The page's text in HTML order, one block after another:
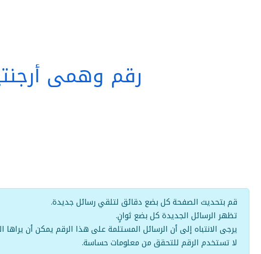
رقم وهمي
قم بتحديث الصفحة كل بضع دقائق لتلقي رسائل جديدة.
تظهر الرسائل الجديدة كل بضع ثوانٍ.
يرجى الانتباه إلى أن الرسائل المستلمة على هذا الرقم يمكن أن يراها
لا تستخدم الرقم للتحقق من معلومات حساسة.